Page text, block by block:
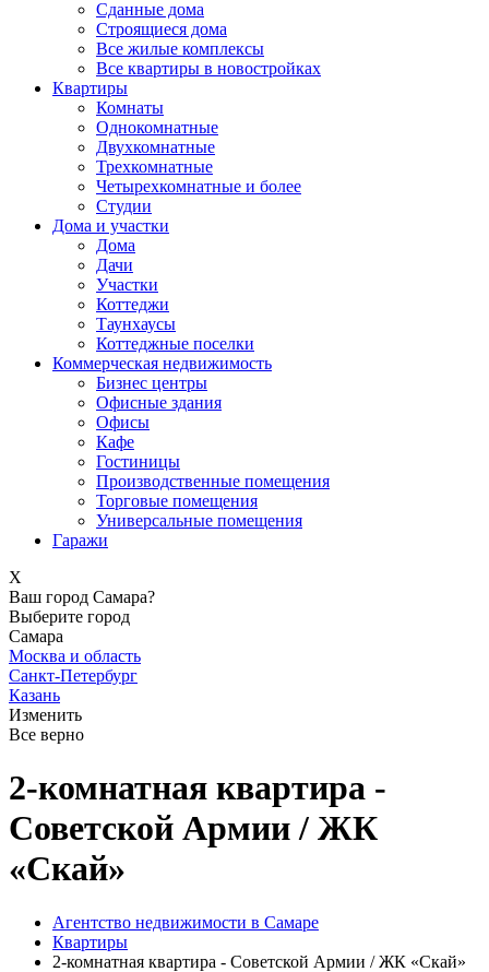
Сданные дома
Строящиеся дома
Все жилые комплексы
Все квартиры в новостройках
Квартиры
Комнаты
Однокомнатные
Двухкомнатные
Трехкомнатные
Четырехкомнатные и более
Студии
Дома и участки
Дома
Дачи
Участки
Коттеджи
Таунхаусы
Коттеджные поселки
Коммерческая недвижимость
Бизнес центры
Офисные здания
Офисы
Кафе
Гостиницы
Производственные помещения
Торговые помещения
Универсальные помещения
Гаражи
X
Ваш город Самара?
Выберите город
Самара
Москва и область
Санкт-Петербург
Казань
Изменить
Все верно
2-комнатная квартира -
Советской Армии / ЖК
«Скай»
Агентство недвижимости в Самаре
Квартиры
2-комнатная квартира - Советской Армии / ЖК «Скай»